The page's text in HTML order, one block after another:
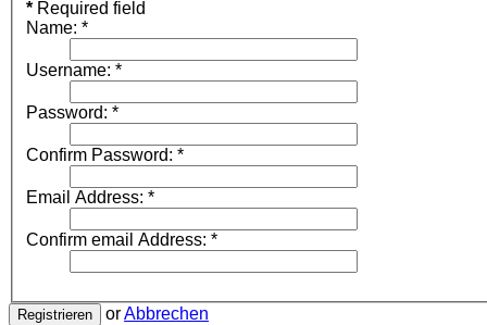
* Required field
Name: *
Username: *
Password: *
Confirm Password: *
Email Address: *
Confirm email Address: *
Registrieren orAbbrechen